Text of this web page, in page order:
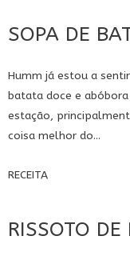
SOPA DE
Humm já estou a
batata doce e
estação,
coisa melhor do...
RECEITA
RISSOTO DE